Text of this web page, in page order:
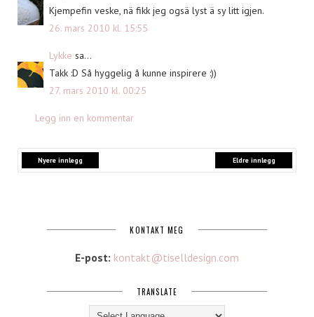
Kjempefin veske, nä fikk jeg ogsä lyst ä sy litt igjen.
26. mars 2010 kl. 15:55
Lykke sa...
Takk :D Så hyggelig å kunne inspirere :))
27. mars 2010 kl. 00:25
Legg inn en kommentar
Nyere innlegg Eldre innlegg
KONTAKT MEG
E-post: kontakt@tiselldesign.com
TRANSLATE